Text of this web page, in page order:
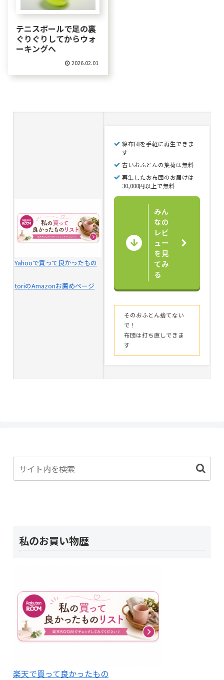
テニスボールで足の裏
ぐりぐりしてからウォ
ーキングへ
2026.02.01
Yahooで買って良かったもの
toriのAmazonお薦めページ
綿布団を手軽に再生できま
す
古いおふとんの集荷は無料
再生したお布団のお届けは
30,000円以上で無料
みん
なの
レビ
ュー
を見
てみ
る
そのおふとん捨てない
で！
布団は打ち直しできま
す
私のお買い物歴
楽天で買って良かったもの